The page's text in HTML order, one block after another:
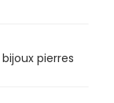
bijoux pierres